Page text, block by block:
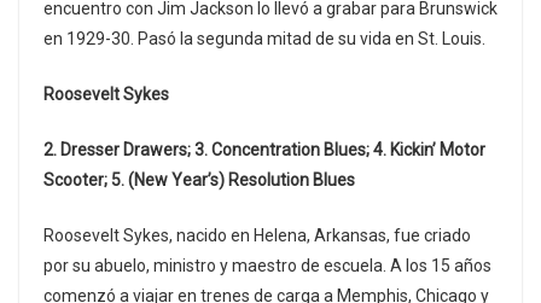
encuentro con Jim Jackson lo llevó a grabar para Brunswick
en 1929-30. Pasó la segunda mitad de su vida en St. Louis.
Roosevelt Sykes
2. Dresser Drawers; 3. Concentration Blues; 4. Kickin’ Motor
Scooter; 5. (New Year’s) Resolution Blues
Roosevelt Sykes, nacido en Helena, Arkansas, fue criado
por su abuelo, ministro y maestro de escuela. A los 15 años
comenzó a viajar en trenes de carga a Memphis, Chicago y